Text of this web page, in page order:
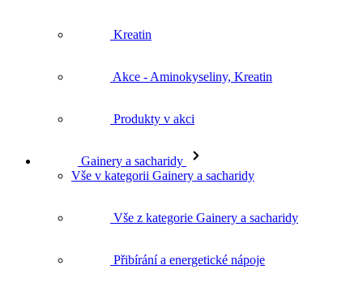
Kreatin
Akce - Aminokyseliny, Kreatin
Produkty v akci
Gainery a sacharidy
Vše v kategorii Gainery a sacharidy
Vše z kategorie Gainery a sacharidy
Přibírání a energetické nápoje